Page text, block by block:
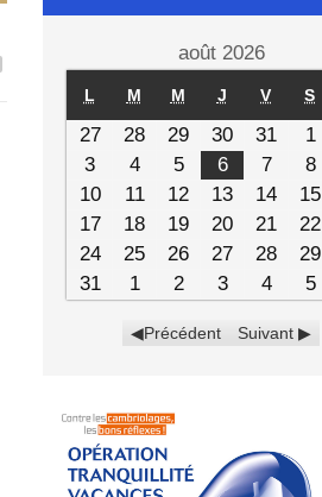
août 2026
L M M J V S
27 28 29 30 31 1
3
4 5 6 7 8
10
11 12 13 14 15
17
18 19 20 21 22
24
25 26 27 28 29
31
1 2 3 4 5
Précédent Suivant